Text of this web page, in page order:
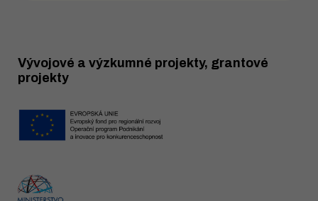
Vývojové a výzkumné projekty, grantové
projekty